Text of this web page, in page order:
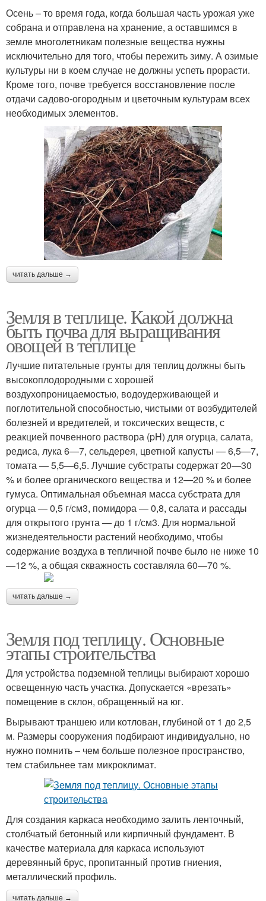
Осень – то время года, когда большая часть урожая уже
собрана и отправлена на хранение, а оставшимся в
земле многолетникам полезные вещества нужны
исключительно для того, чтобы пережить зиму. А озимые
культуры ни в коем случае не должны успеть прорасти.
Кроме того, почве требуется восстановление после
отдачи садово-огородным и цветочным культурам всех
необходимых элементов.
читать дальше →
Земля в теплице. Какой должна
быть почва для выращивания
овощей в теплице
Лучшие питательные грунты для теплиц должны быть
высокоплодородными с хорошей
воздухопроницаемостью, водоудерживающей и
поглотительной способностью, чистыми от возбудителей
болезней и вредителей, и токсических веществ, с
реакцией почвенного раствора (pH) для огурца, салата,
редиса, лука 6—7, сельдерея, цветной капусты — 6,5—7,
томата — 5,5—6,5. Лучшие субстраты содержат 20—30
% и более органического вещества и 12—20 % и более
гумуса. Оптимальная объемная масса субстрата для
огурца — 0,5 г/см3, помидора — 0,8, салата и рассады
для открытого грунта — до 1 г/см3. Для нормальной
жизнедеятельности растений необходимо, чтобы
содержание воздуха в тепличной почве было не ниже 10
—12 %, а общая скважность составляла 60—70 %.
читать дальше →
Земля под теплицу. Основные
этапы строительства
Для устройства подземной теплицы выбирают хорошо
освещенную часть участка. Допускается «врезать»
помещение в склон, обращенный на юг.
Вырывают траншею или котлован, глубиной от 1 до 2,5
м. Размеры сооружения подбирают индивидуально, но
нужно помнить – чем больше полезное пространство,
тем стабильнее там микроклимат.
Для создания каркаса необходимо залить ленточный,
столбчатый бетонный или кирпичный фундамент. В
качестве материала для каркаса используют
деревянный брус, пропитанный против гниения,
металлический профиль.
читать дальше →